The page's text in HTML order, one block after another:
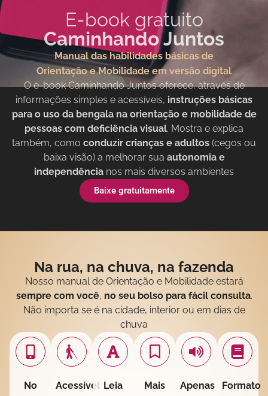
E-book gratuito
Caminhando Juntos
Manual das habilidades básicas de
Orientação e Mobilidade em versão digital
O e-book Caminhando Juntos oferece, através de
informações simples e acessíveis, instruções básicas
para o uso da bengala na orientação e mobilidade de
pessoas com deficiência visual. Mostra e explica
também, como conduzir crianças e adultos (cegos ou
baixa visão) a melhorar sua autonomia e
independência nos mais diversos ambientes
Baixe gratuitamente
Na rua, na chuva, na fazenda
Nosso manual de Orientação e Mobilidade estará
sempre com você, no seu bolso para fácil consulta.
Não importa se é na cidade, interior ou em dias de
chuva
No Acessível Leia Mais Apenas Formato